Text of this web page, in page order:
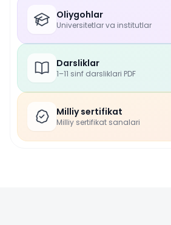
Oliygohlar
Universitetlar va institutlar
Darsliklar
1–11 sinf darsliklari PDF
Milliy sertifikat
Milliy sertifikat sanalari